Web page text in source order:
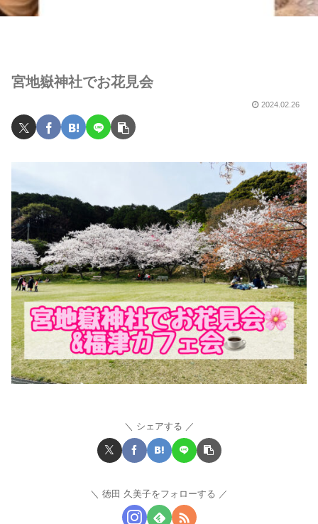
宮地嶽神社でお花見会
2024.02.26
シェアする
徳田 久美子をフォローする